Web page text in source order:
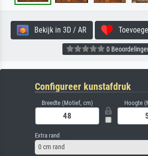
Bekijk in 3D / AR
0
Configureer kunstafdruk
Breedte (Motief, cm) Hoogte
Extra rand
0 cm rand